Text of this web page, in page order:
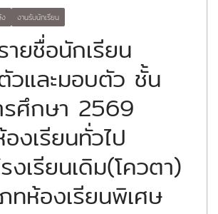
ง งานรับนักเรียน
ายชื่อนักเรียน
วและมอบตัว ชั้น
ศึกษา 2569
งเรียนทั่วไป
งเรียนเดิม(โควตา)
ภทห้องเรียนพิเศษ